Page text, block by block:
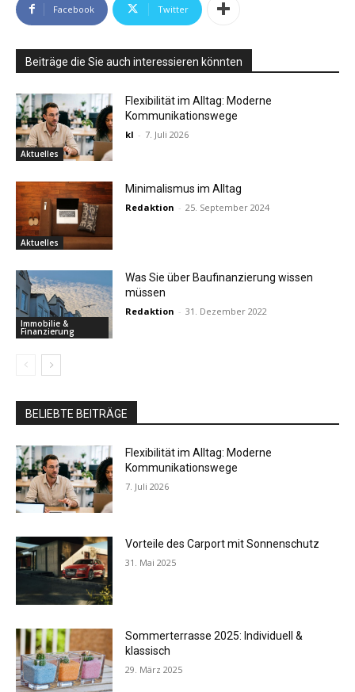
Facebook Twitter
Beiträge die Sie auch interessieren könnten
Aktuelles
Flexibilität im Alltag: Moderne
Kommunikationswege
kl - 7. Juli 2026
Aktuelles
Minimalismus im Alltag
Redaktion - 25. September 2024
Immobilie &
Finanzierung
Was Sie über Baufinanzierung wissen
müssen
Redaktion - 31. Dezember 2022
BELIEBTE BEITRÄGE
Flexibilität im Alltag: Moderne
Kommunikationswege
7. Juli 2026
Vorteile des Carport mit Sonnenschutz
31. Mai 2025
Sommerterrasse 2025: Individuell &
klassisch
29. März 2025